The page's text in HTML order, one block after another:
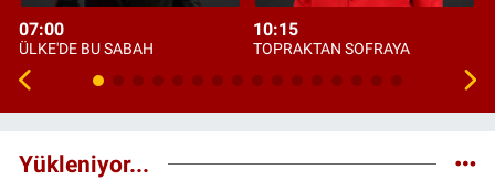
07:00
ÜLKE'DE BU SABAH
10:15
TOPRAKTAN SOFRAYA
Yükleniyor...